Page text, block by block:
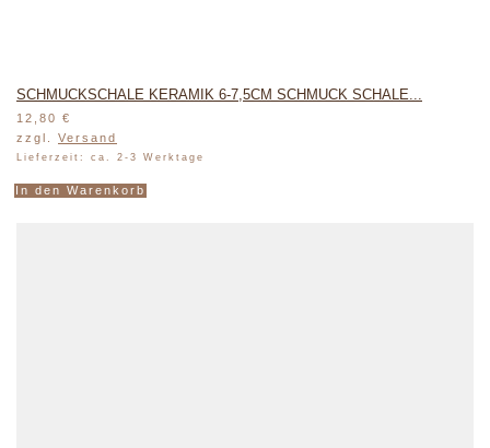
SCHMUCKSCHALE KERAMIK 6-7,5CM SCHMUCK SCHALE...
12,80 €
zzgl. Versand
Lieferzeit: ca. 2-3 Werktage
In den Warenkorb